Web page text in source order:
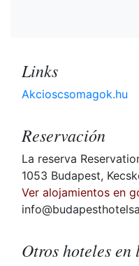
Links
Akcioscsomagok.hu
Reservación
La reserva
1053 Budapest,
Ver alojamientos en
Otros hoteles